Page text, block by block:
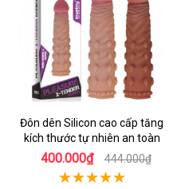
Đôn dên Silicon cao cấp tăng
kích thước tự nhiên an toàn
400.000₫ 444.000₫